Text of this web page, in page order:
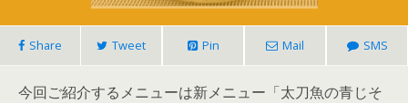
Share Tweet Pin Mail SMS
今回ご紹介するメニューは新メニュー「太刀魚の青じそ